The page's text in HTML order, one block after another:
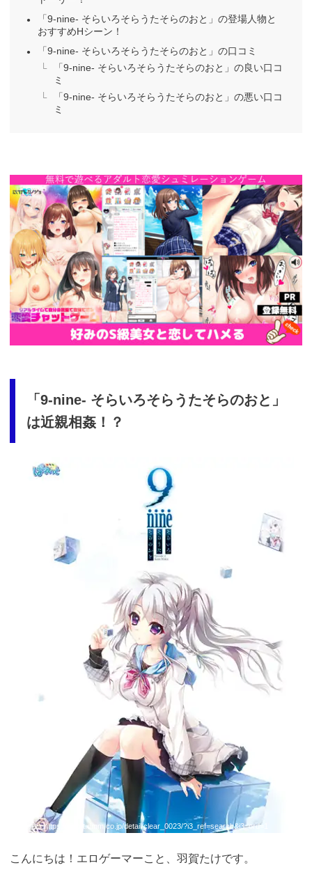
「9-nine- そらいろそらうたそらのおと」の登場人物と
おすすめHシーン！
「9-nine- そらいろそらうたそらのおと」の口コミ
「9-nine- そらいろそらうたそらのおと」の良い口コ
ミ
「9-nine- そらいろそらうたそらのおと」の悪い口コ
ミ
https://cv-
measurement.com/ad/p/r?
medium=261&ad=687&creative=590
「9-nine- そらいろそらうたそらのおと」
は近親相姦！？
引用：https://dlsoft.dmm.co.jp/detail/clear_0023/?i3_ref=search&i3_ord=1
こんにちは！エロゲーマーこと、羽賀たけです。